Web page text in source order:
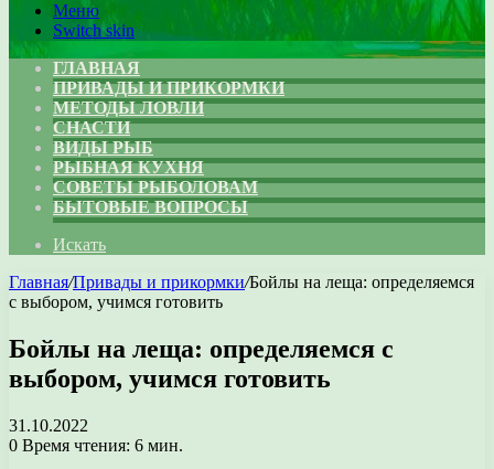
Меню
Switch skin
ГЛАВНАЯ
ПРИВАДЫ И ПРИКОРМКИ
МЕТОДЫ ЛОВЛИ
СНАСТИ
ВИДЫ РЫБ
РЫБНАЯ КУХНЯ
СОВЕТЫ РЫБОЛОВАМ
БЫТОВЫЕ ВОПРОСЫ
Искать
Главная/Привады и прикормки/Бойлы на леща: определяемся
с выбором, учимся готовить
Бойлы на леща: определяемся с
выбором, учимся готовить
31.10.2022
0 Время чтения: 6 мин.